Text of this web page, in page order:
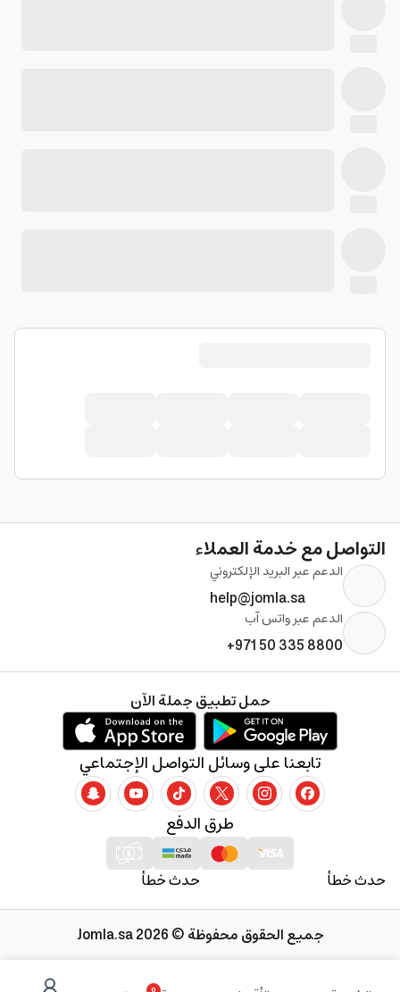
التواصل مع خدمة العملاء
الدعم عبر البريد الإلكتروني
help@jomla.sa
الدعم عبر واتس آب
+971 50 335 8800
حدث خطأ حدث خطأ
طرق الدفع
تابعنا على وسائل التواصل الإجتماعي
حمل تطبيق جملة الآن
جميع الحقوق محفوظة © 2026 Jomla.sa